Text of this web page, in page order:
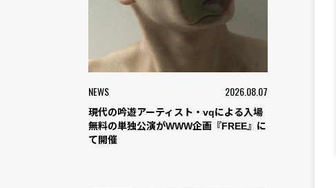
NEWS 2026.08.07
現代の吟遊アーティスト・vqによる入場
無料の単独公演がWWW企画『FREE』に
て開催